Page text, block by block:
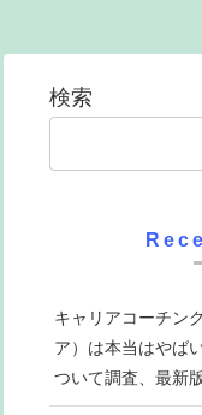
検索
キャリアコーチン
ア）は本当はやば
ついて調査、最新